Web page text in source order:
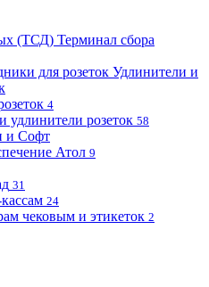
Терминал сбора
Удлинители и
4
удлинители розеток 58
и Софт
Атол 9
31
24
чековым и этикеток 2